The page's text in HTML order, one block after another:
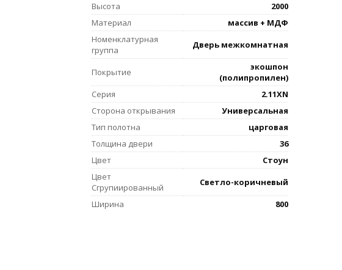
Высота
2000
Материал
массив + МДФ
Номенклатурная
группа
Дверь межкомнатная
Покрытие
экошпон
(полипропилен)
Серия
2.11XN
Сторона открывания
Универсальная
Тип полотна
царговая
Толщина двери
36
Цвет
Стоун
Цвет
Сгрупиированный
Светло-коричневый
Ширина
800